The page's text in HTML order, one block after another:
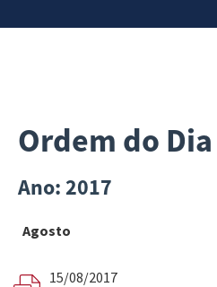
Ordem do Dia
Ano: 2017
Agosto
15/08/2017